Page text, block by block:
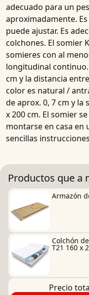
adecuado para un
aproximadamente.
puede ajustar. Es
colchones. El somier K
somieres con al
longitudinal continuo
cm y la distancia
color es natural /
de aprox. 0, 7 cm y la
x 200 cm. El somierse
montarse en casa en
sencillas
Productos que a
Armazón
Colchón
T21 160 x
Precio